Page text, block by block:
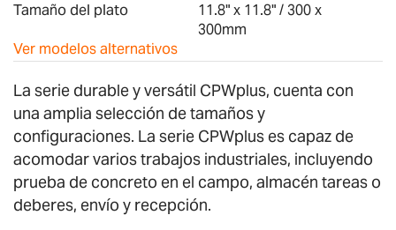
Tamaño del plato
11.8" x 11.8" / 300 x
300mm
Ver modelos alternativos
La serie durable y versátil CPWplus, cuenta con
una amplia selección de tamaños y
configuraciones. La serie CPWplus es capaz de
acomodar varios trabajos industriales, incluyendo
prueba de concreto en el campo, almacén tareas o
deberes, envío y recepción.